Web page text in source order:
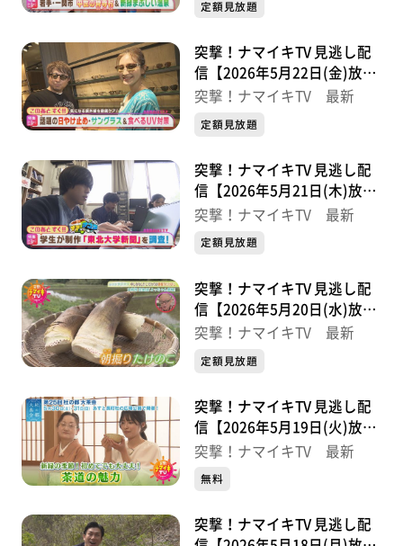
定額見放題
突撃！ナマイキTV 見逃し配
信【2026年5月22日(金)放送
分】
突撃！ナマイキTV 最新
定額見放題
突撃！ナマイキTV 見逃し配
信【2026年5月21日(木)放送
分】
突撃！ナマイキTV 最新
定額見放題
突撃！ナマイキTV 見逃し配
信【2026年5月20日(水)放送
分】
突撃！ナマイキTV 最新
定額見放題
突撃！ナマイキTV 見逃し配
信【2026年5月19日(火)放送
分】
突撃！ナマイキTV 最新
無料
突撃！ナマイキTV 見逃し配